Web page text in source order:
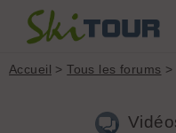
Accueil >Tous les forums >